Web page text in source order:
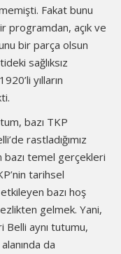
Fakat bunu
programdan, açık ve
bir parça olsun
sağlıksız
yılların
bazı TKP
rastladığımız
bazı temel gerçekleri
tarihsel
bazı hoş
gelmek. Yani,
Belli aynı tutumu,
da